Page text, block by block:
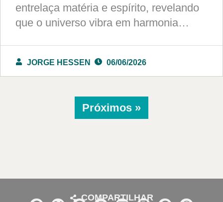
entrelaça matéria e espírito, revelando
que o universo vibra em harmonia…
JORGE HESSEN 06/06/2026
Próximos »
COMPARTILHAR